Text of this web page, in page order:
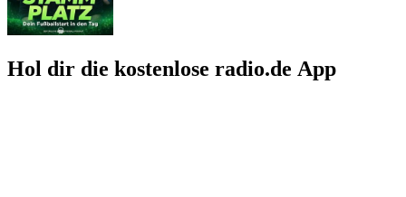
Hol dir die kostenlose radio.de App